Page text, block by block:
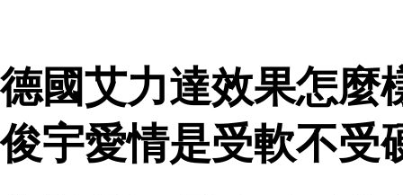
德國艾力達效果怎麼
俊宇愛情是受軟不受